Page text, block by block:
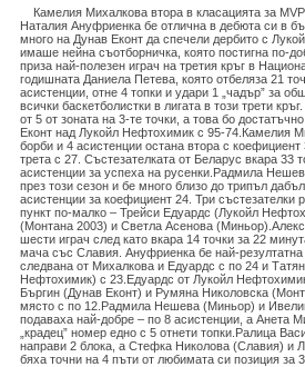
Камелия Михалкова втора в класацията за
Наталия Ануфриенка бе отлична в дебюта си в
много на Дунав Еконт да спечели дербито с
имаше нейна съотборничка, която постигна по-
приза най-полезен играч на третия кръг в
годишната Даниела Петева, която отбеляза 21
асистенции, отне 4 топки и удари 1 „чадър” за
всички баскетболистки в лигата в този трети
от 5 от зоната на 3-те точки, а това бо
Еконт над Лукойл Нефтохимик с 95-74.Камелия
борби и 4 асистенции остана втора с
трета с 27. Състезателката от Беларус вкара 33
асистенции за успеха на русенки.Радмила
през този сезон и бе много близо до трипъл
асистенции за коефициент 24. Три състезателки
пункт по-малко – Трейси Едуардс (Лукойл
(Монтана 2003) и Светла Асенова
шести играч след като вкара 14 точки за 22
мача със Славия. Ануфриенка бе най-резултатна
следвана от Михалкова и Едуардс с по 24 и
Нефтохимик) с 23.Едуардс от Лукойл
Бъргин (Дунав Еконт) и Румяна Николовска
място с по 12.Радмила Нешева (Миньор) и
подаваха най-добре – по 8 асистенции, а Анета
„крадец” номер едно с 5 отнети топки.Ралица
направи 2 блока, а Стефка Николова (Славия) и
бяха точни на 4 пъти от любимата си позиция за